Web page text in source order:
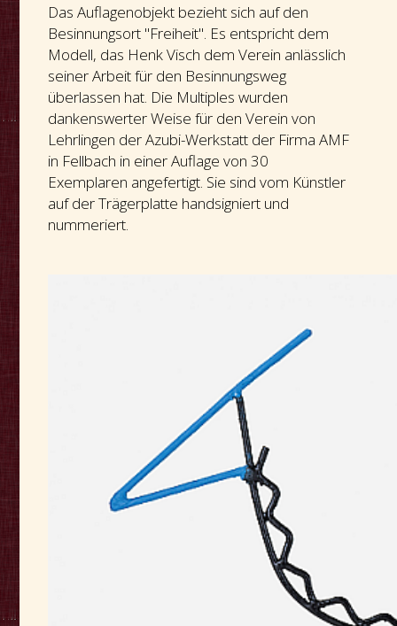
Das Auflagenobjekt bezieht sich auf den
Besinnungsort "Freiheit". Es entspricht dem
Modell, das Henk Visch dem Verein anlässlich
seiner Arbeit für den Besinnungsweg
überlassen hat. Die Multiples wurden
dankenswerter Weise für den Verein von
Lehrlingen der Azubi-Werkstatt der Firma AMF
in Fellbach in einer Auflage von 30
Exemplaren angefertigt. Sie sind vom Künstler
auf der Trägerplatte handsigniert und
nummeriert.